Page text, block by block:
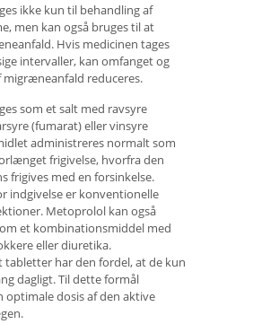
ikke kun til behandling af
men kan også bruges til at
Hvis medicinen tages
intervaller, kan omfanget og
​​migræneanfald reduceres.
som et salt med ravsyre
(fumarat) eller vinsyre
administreres normalt som
frigivelse, hvorfra den
frigives med en forsinkelse.
indgivelse er konventionelle
Metoprolol kan også
et kombinationsmiddel med
eller diuretika.
tabletter har den fordel, at de kun
dagligt. Til dette formål
optimale dosis af den aktive